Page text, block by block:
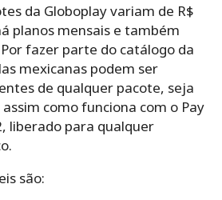
da Globoplay variam de R$
planos mensais e também
fazer parte do catálogo da
mexicanas podem ser
de qualquer pacote, seja
como funciona com o Pay
liberado para qualquer
são: